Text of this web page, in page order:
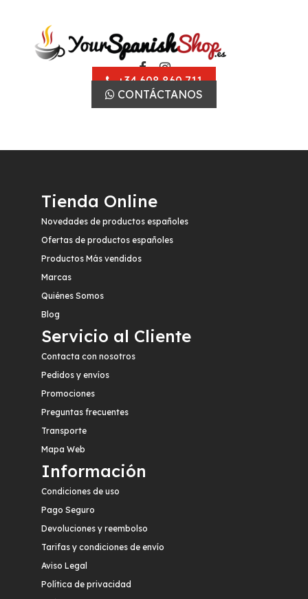
+34 608 860 711
CONTÁCTANOS
Tienda Online
Novedades de productos españoles
Ofertas de productos españoles
Productos Más vendidos
Marcas
Quiénes Somos
Blog
Servicio al Cliente
Contacta con nosotros
Pedidos y envíos
Promociones
Preguntas frecuentes
Transporte
Mapa Web
Información
Condiciones de uso
Pago Seguro
Devoluciones y reembolso
Tarifas y condiciones de envío
Aviso Legal
Política de privacidad